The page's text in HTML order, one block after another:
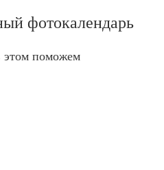
фотокалендарь
поможем